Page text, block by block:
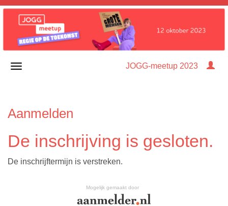
JOGG-meetup 2023
Aanmelden
De inschrijving is gesloten.
De inschrijftermijn is verstreken.
Mogelijk gemaakt door